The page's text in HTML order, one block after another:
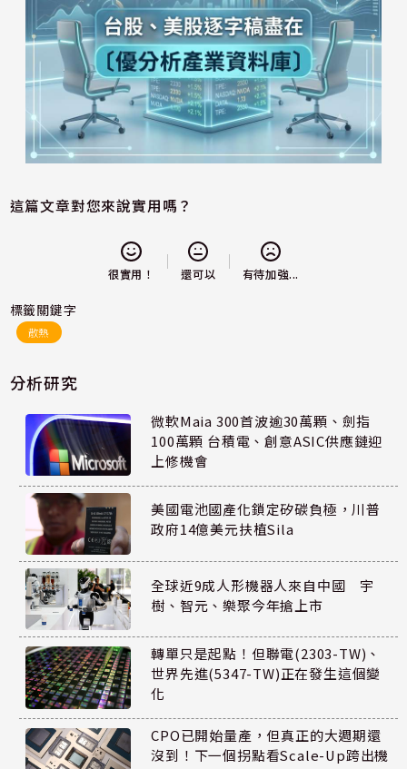
這篇文章對您來說實用嗎？
很實用！ 還可以 有待加強...
標籤關鍵字
散熱
分析研究
微軟Maia 300首波逾30萬顆、劍指
100萬顆 台積電、創意ASIC供應鏈迎
上修機會
美國電池國產化鎖定矽碳負極，川普
政府14億美元扶植Sila
全球近9成人形機器人來自中國 宇
樹、智元、樂聚今年搶上市
轉單只是起點！但聯電(2303-TW)、
世界先進(5347-TW)正在發生這個變
化
CPO已開始量產，但真正的大週期還
沒到！下一個拐點看Scale-Up跨出機